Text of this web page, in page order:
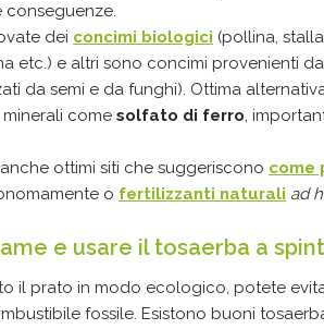
conseguenze.
dei concimi biologici (pollina,
etc.) e altri sono concimi provenienti
da semi e da funghi). Ottima
come solfato di ferro,
ottimi siti che suggeriscono come
o fertilizzanti naturali ad
e usare il tosaerba a
il prato in modo ecologico, potete
fossile. Esistono buoni